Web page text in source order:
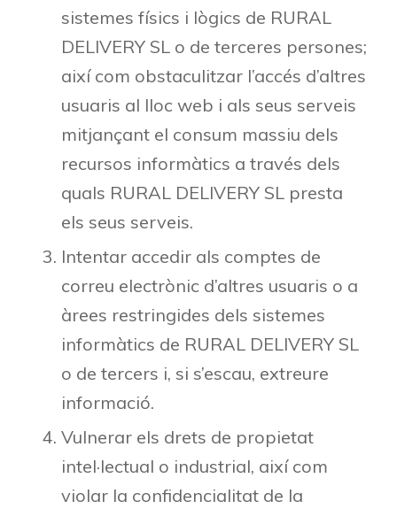
sistemes físics i lògics de RURAL
DELIVERY SL o de terceres persones;
així com obstaculitzar l’accés d’altres
usuaris al lloc web i als seus serveis
mitjançant el consum massiu dels
recursos informàtics a través dels
quals RURAL DELIVERY SL presta
els seus serveis.
Intentar accedir als comptes de
correu electrònic d’altres usuaris o a
àrees restringides dels sistemes
informàtics de RURAL DELIVERY SL
o de tercers i, si s’escau, extreure
informació.
Vulnerar els drets de propietat
intel·lectual o industrial, així com
violar la confidencialitat de la